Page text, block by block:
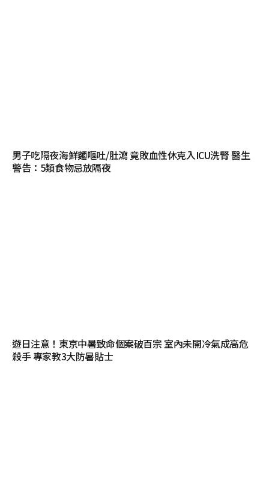
男子吃隔夜海鮮麵嘔吐/肚瀉 竟敗血性休克入ICU洗腎 醫生
警告：5類食物忌放隔夜
遊日注意！東京中暑致命個案破百宗 室內未開冷氣成高危
殺手 專家教3大防暑貼士